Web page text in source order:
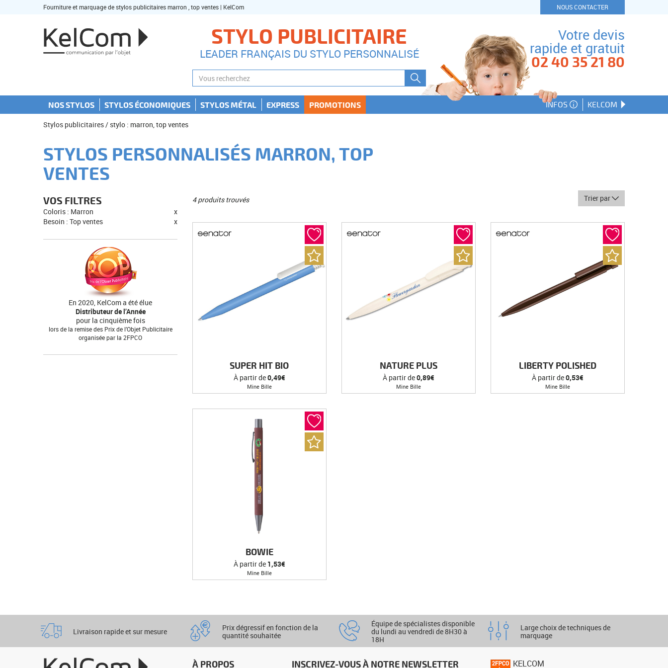
Fourniture et marquage de stylos publicitaires marron , top ventes | KelCom NOUS CONTACTER
Votre devis
rapide et gratuit
02 40 35 21 80
STYLO PUBLICITAIRE
LEADER FRANÇAIS DU STYLO PERSONNALISÉ
NOS STYLOS STYLOS ÉCONOMIQUES STYLOS MÉTAL EXPRESS PROMOTIONS INFOS KELCOM
Stylos publicitaires/ stylo : marron, top ventes
STYLOS PERSONNALISÉS MARRON, TOP
VENTES
VOS FILTRES
Coloris : Marron
x
Besoin : Top ventes
x
En 2020, KelCom a été élue
Distributeur de l’Année
pour la cinquième fois
lors de la remise des Prix de l’Objet Publicitaire
organisée par la 2FPCO
4 produits trouvés Trier par
SUPER HIT BIO
À partir de0,49€
Mine Bille
NATURE PLUS
À partir de0,89€
Mine Bille
LIBERTY POLISHED
À partir de0,53€
Mine Bille
BOWIE
À partir de 1,53€
Mine Bille
Livraison rapide et sur mesure
Prix dégressif en fonction de la
quantité souhaitée
Équipe de spécialistes disponible
du lundi au vendredi de 8H30 à
18H
Large choix de techniques de
marquage
À PROPOS INSCRIVEZ-VOUS À NOTRE NEWSLETTER KELCOM